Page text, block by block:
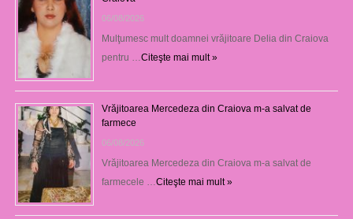
06/08/2026
Mulţumesc mult doamnei vrăjitoare Delia din Craiova
pentru … Citeşte mai mult »
Vrăjitoarea Mercedeza din Craiova m-a salvat de
farmece
06/08/2026
Vrăjitoarea Mercedeza din Craiova m-a salvat de
farmecele … Citeşte mai mult »